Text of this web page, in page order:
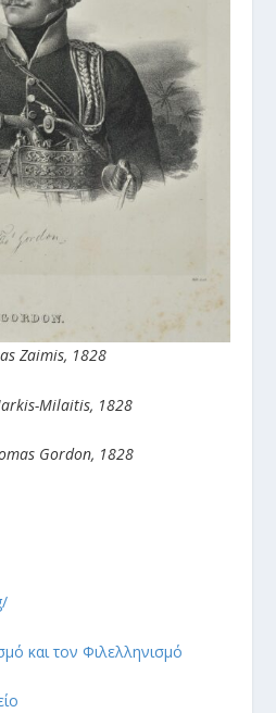
Zaimis, 1828
Milaitis, 1828
Gordon, 1828
και τον Φιλελληνισμό